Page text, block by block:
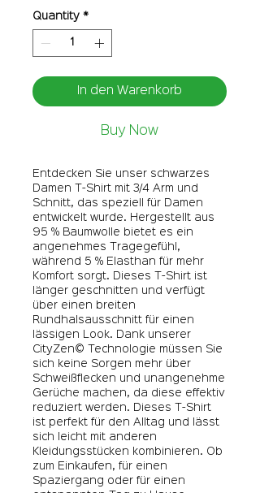
Quantity *
In den Warenkorb
Buy Now
Entdecken Sie unser schwarzes
Damen T-Shirt mit 3/4 Arm und
Schnitt, das speziell für Damen
entwickelt wurde. Hergestellt aus
95 % Baumwolle bietet es ein
angenehmes Tragegefühl,
während 5 % Elasthan für mehr
Komfort sorgt. Dieses T-Shirt ist
länger geschnitten und verfügt
über einen breiten
Rundhalsausschnitt für einen
lässigen Look. Dank unserer
CityZen© Technologie müssen Sie
sich keine Sorgen mehr über
Schweißflecken und unangenehme
Gerüche machen, da diese effektiv
reduziert werden. Dieses T-Shirt
ist perfekt für den Alltag und lässt
sich leicht mit anderen
Kleidungsstücken kombinieren. Ob
zum Einkaufen, für einen
Spaziergang oder für einen